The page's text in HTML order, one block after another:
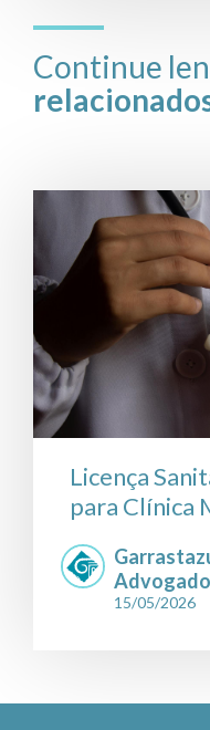
Continue
Licença
para Clínica
15/05/2026